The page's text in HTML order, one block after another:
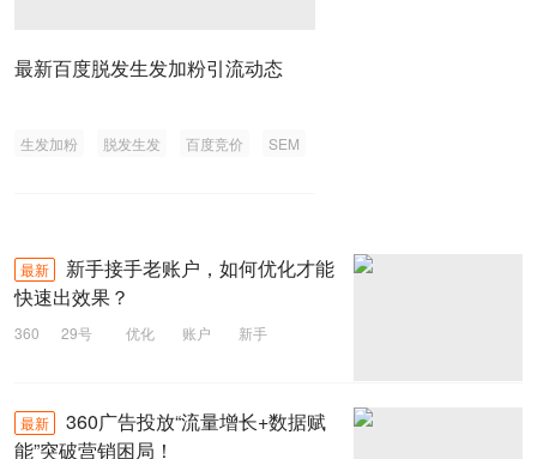
最新百度脱发生发加粉引流动态
生发加粉 脱发生发 百度竞价 SEM
最新
新手接手老账户，如何优化才能
快速出效果？
360 29号 优化 账户 新手
最新
360广告投放“流量增长+数据赋
能”突破营销困局！